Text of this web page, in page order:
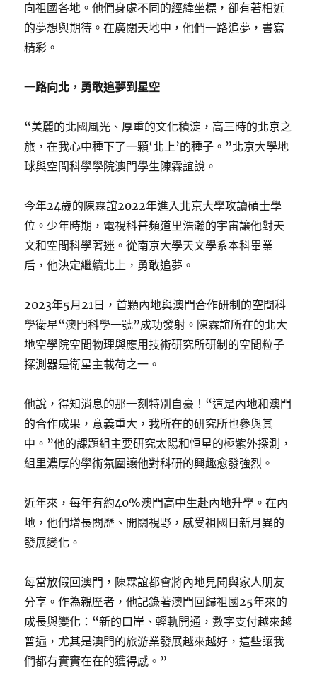
向祖國各地。他們身處不同的經緯坐標，卻有著相近
的夢想與期待。在廣闊天地中，他們一路追夢，書寫
精彩。
一路向北，勇敢追夢到星空
“美麗的北國風光、厚重的文化積淀，高三時的北京之
旅，在我心中種下了一顆‘北上’的種子。”北京大學地
球與空間科學學院澳門學生陳霖誼說。
今年24歲的陳霖誼2022年進入北京大學攻讀碩士學
位。少年時期，電視科普頻道里浩瀚的宇宙讓他對天
文和空間科學著迷。從南京大學天文學系本科畢業
后，他決定繼續北上，勇敢追夢。
2023年5月21日，首顆內地與澳門合作研制的空間科
學衛星“澳門科學一號”成功發射。陳霖誼所在的北大
地空學院空間物理與應用技術研究所研制的空間粒子
探測器是衛星主載荷之一。
他說，得知消息的那一刻特別自豪！“這是內地和澳門
的合作成果，意義重大，我所在的研究所也參與其
中。”他的課題組主要研究太陽和恒星的極紫外探測，
組里濃厚的學術氛圍讓他對科研的興趣愈發強烈。
近年來，每年有約40%澳門高中生赴內地升學。在內
地，他們增長閱歷、開闊視野，感受祖國日新月異的
發展變化。
每當放假回澳門，陳霖誼都會將內地見聞與家人朋友
分享。作為親歷者，他記錄著澳門回歸祖國25年來的
成長與變化：“新的口岸、輕軌開通，數字支付越來越
普遍，尤其是澳門的旅游業發展越來越好，這些讓我
們都有實實在在的獲得感。”